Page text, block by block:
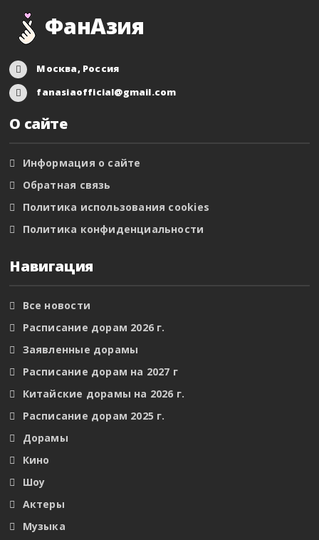
ФанАзия
Москва, Россия
fanasiaofficial@gmail.com
О сайте
Информация о сайте
Обратная связь
Политика использования cookies
Политика конфиденциальности
Навигация
Все новости
Расписание дорам 2026 г.
Заявленные дорамы
Расписание дорам на 2027 г
Китайские дорамы на 2026 г.
Расписание дорам 2025 г.
Дорамы
Кино
Шоу
Актеры
Музыка